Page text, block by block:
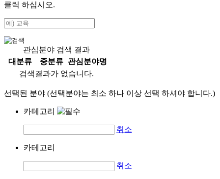
클릭 하십시오.
관심분야 검색 결과
대분류
중분류
관심분야명
검색결과가 없습니다.
선택된 분야 (선택분야는 최소 하나 이상 선택 하셔야 합니다.)
카테고리
취소
카테고리
취소